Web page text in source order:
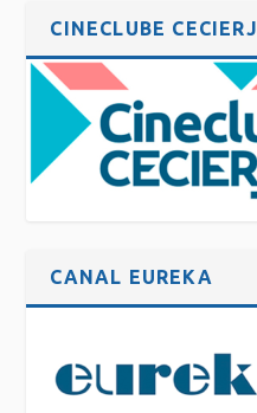
CINECLUBE CECIERJ
CANAL EUREKA